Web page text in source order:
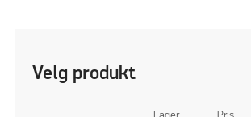
Velg produkt